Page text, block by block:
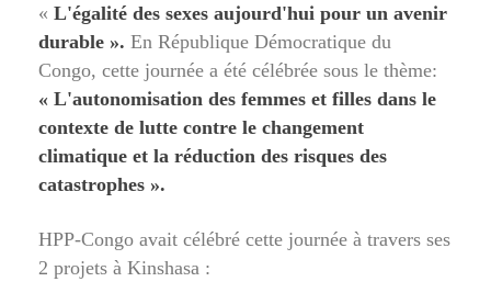
« L'égalité des sexes aujourd'hui pour un avenir
durable ». En République Démocratique du
Congo, cette journée a été célébrée sous le thème:
« L'autonomisation des femmes et filles dans le
contexte de lutte contre le changement
climatique et la réduction des risques des
catastrophes ».
HPP-Congo avait célébré cette journée à travers ses
2 projets à Kinshasa :